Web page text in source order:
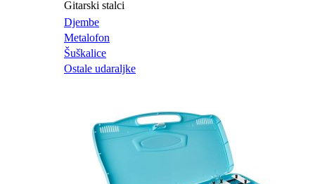
Gitarski stalci
Djembe
Metalofon
Šuškalice
Ostale udaraljke